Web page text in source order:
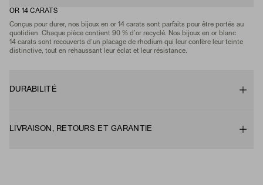
OR 14 CARATS
Conçus pour durer, nos bijoux en or 14 carats sont parfaits pour être portés au
quotidien. Chaque pièce contient 90 % d’or recyclé. Nos bijoux en or blanc
14 carats sont recouverts d’un placage de rhodium qui leur confère leur teinte
distinctive, tout en rehaussant leur éclat et leur résistance.
DURABILITÉ
LIVRAISON, RETOURS ET GARANTIE